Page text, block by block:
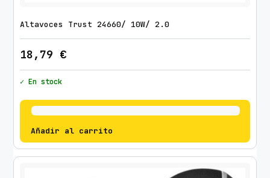
Altavoces Trust 24660/ 10W/ 2.0
18,79 €
✓ En stock
Añadir al carrito